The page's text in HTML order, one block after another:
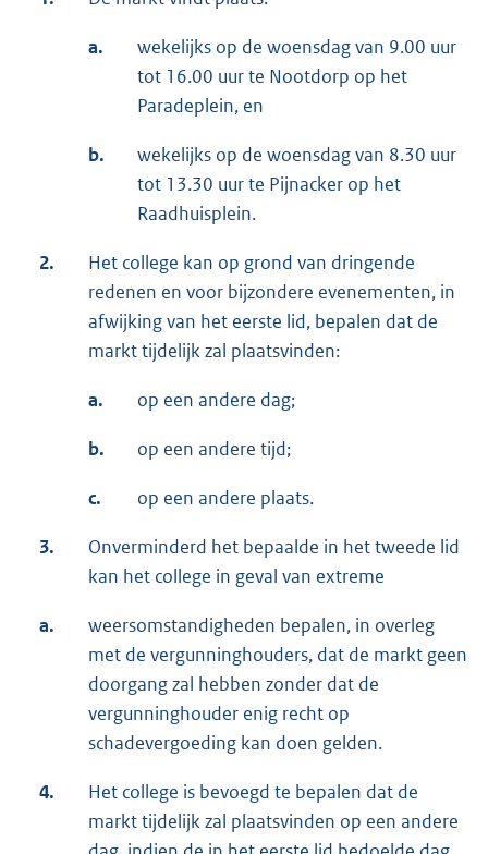
a.
wekelijks op de woensdag van 9.00 uur
tot 16.00 uur te Nootdorp op het
Paradeplein, en
b.
wekelijks op de woensdag van 8.30 uur
tot 13.30 uur te Pijnacker op het
Raadhuisplein.
2.
Het college kan op grond van dringende
redenen en voor bijzondere evenementen, in
afwijking van het eerste lid, bepalen dat de
markt tijdelijk zal plaatsvinden:
a. op een andere dag;
b. op een andere tijd;
c. op een andere plaats.
3.
Onverminderd het bepaalde in het tweede lid
kan het college in geval van extreme
a.
weersomstandigheden bepalen, in overleg
met de vergunninghouders, dat de markt geen
doorgang zal hebben zonder dat de
vergunninghouder enig recht op
schadevergoeding kan doen gelden.
4.
Het college is bevoegd te bepalen dat de
markt tijdelijk zal plaatsvinden op een andere